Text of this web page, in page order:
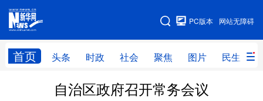
网站无障碍
PC版本
首页 头条 时政 社会 聚焦 图片 民生
网站地图
时政 社会
自治区政府召开常务会议